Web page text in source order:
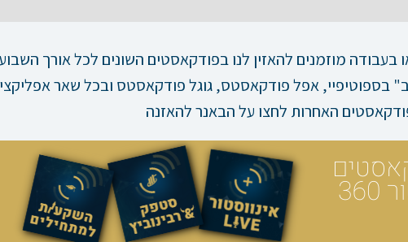
מוזמנים להאזין לנו בפודקאסטים השונים לכל אורך
בספוטיפיי, אפל פודקאסטס, גוגל פודקאסטס ובכל שאר
האחרות לחצו על הבאנר להאזנה